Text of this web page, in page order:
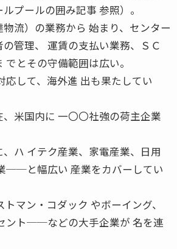
プールの囲み記事 参照）。
流）の業務から 始まり、センター
管理、 運賃の支払い業務、ＳＣ
とその守備範囲は広い。
応して、海外進 出も果たしてい
米国内に 一〇〇社強の荷主企業
ハ イテク産業、家電産業、日用
──と幅広い 産業をカバーしてい
マン・コダック やボーイング、
ント──などの大手企業が 名を連